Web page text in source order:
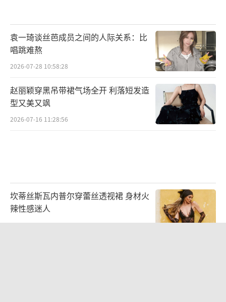
袁一琦谈丝芭成员之间的人际关系：比
唱跳难熬
2026-07-28 10:58:28
赵丽颖穿黑吊带裙气场全开 利落短发造
型又美又飒
2026-07-16 11:28:56
坎蒂丝斯瓦内普尔穿蕾丝透视裙 身材火
辣性感迷人
2026-07-27 14:36:43